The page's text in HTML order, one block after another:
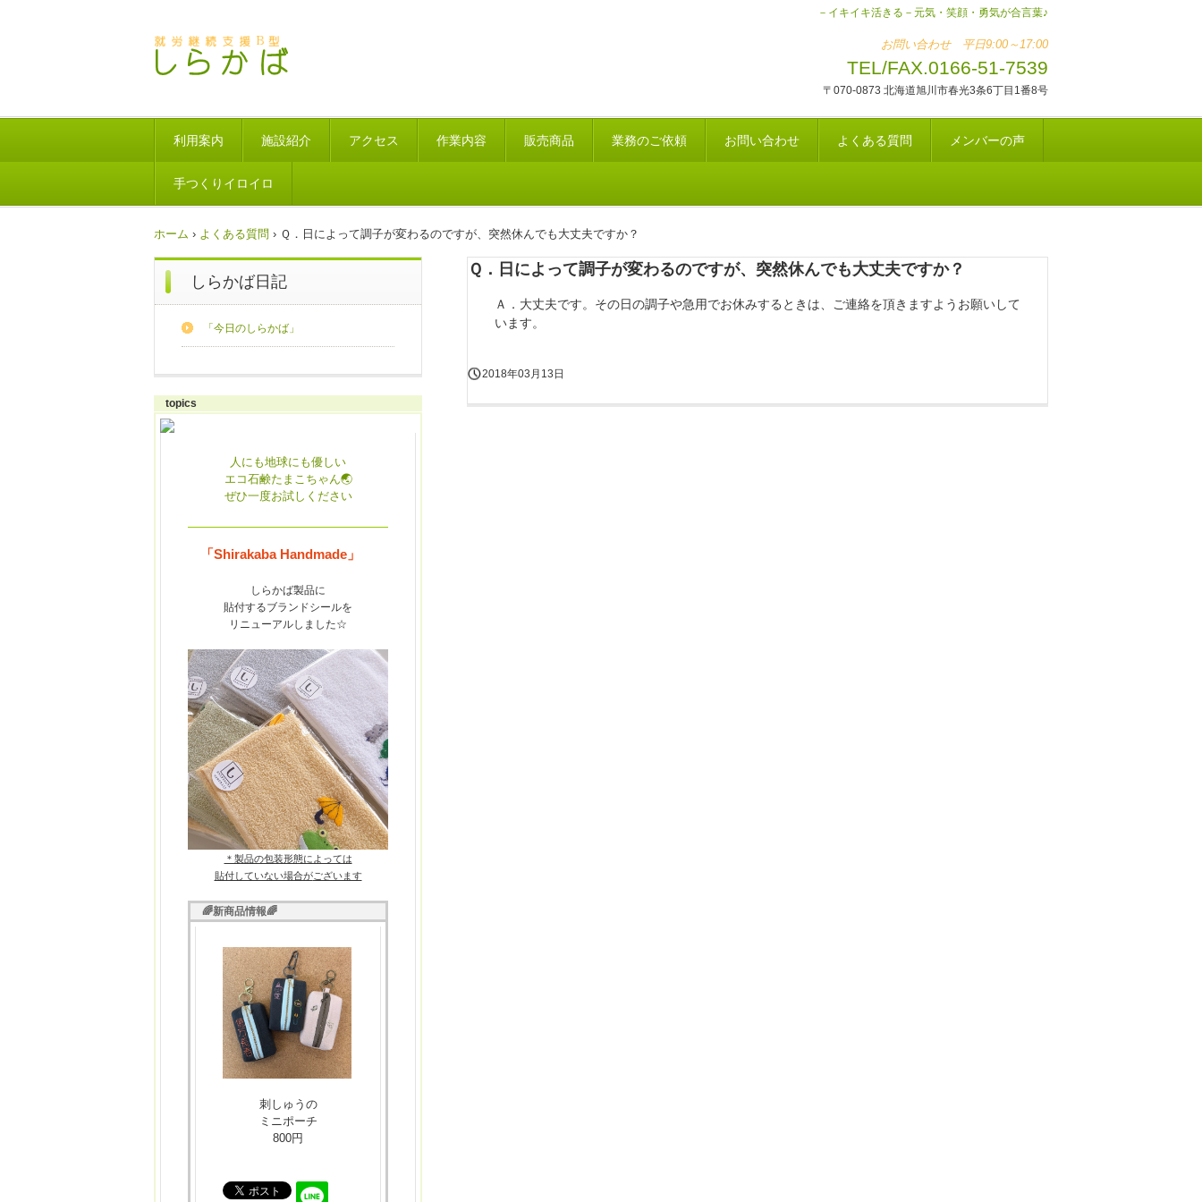
－イキイキ活きる－元気・笑顔・勇気が合言葉♪
お問い合わせ 平日9:00～17:00
TEL/FAX.0166-51-7539
〒070-0873 北海道旭川市春光3条6丁目1番8号
利用案内 施設紹介 アクセス 作業内容 販売商品 業務のご依頼 お問い合わせ よくある質問 メンバーの声
手つくりイロイロ
ホーム › よくある質問 › Ｑ．日によって調子が変わるのですが、突然休んでも大丈夫ですか？
Ｑ．日によって調子が変わるのですが、突然休んでも大丈夫ですか？
Ａ．大丈夫です。その日の調子や急用でお休みするときは、ご連絡を頂きますようお願いして
います。
2018年03月13日
しらかば日記
「今日のしらかば」
topics
人にも地球にも優しい
エコ石鹸たまこちゃん🌏
ぜひ一度お試しください
「Shirakaba Handmade」
しらかば製品に
貼付するブランドシールを
リニューアルしました☆
＊製品の包装形態によっては
貼付していない場合がございます
🌈新商品情報🌈
刺しゅうの
ミニポーチ
800円